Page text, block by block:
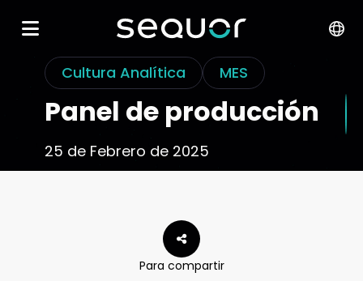
Cultura Analítica MES
Panel de producción
25 de Febrero de 2025
Para compartir